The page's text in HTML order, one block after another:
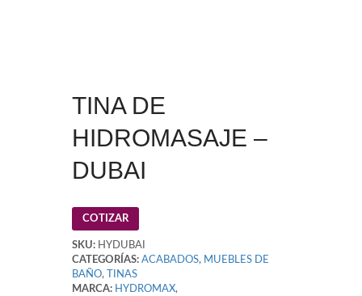
TINA DE
HIDROMASAJE –
DUBAI
COTIZAR
SKU: HYDUBAI
CATEGORÍAS: ACABADOS, MUEBLES DE
BAÑO,
TINAS
MARCA: HYDROMAX,